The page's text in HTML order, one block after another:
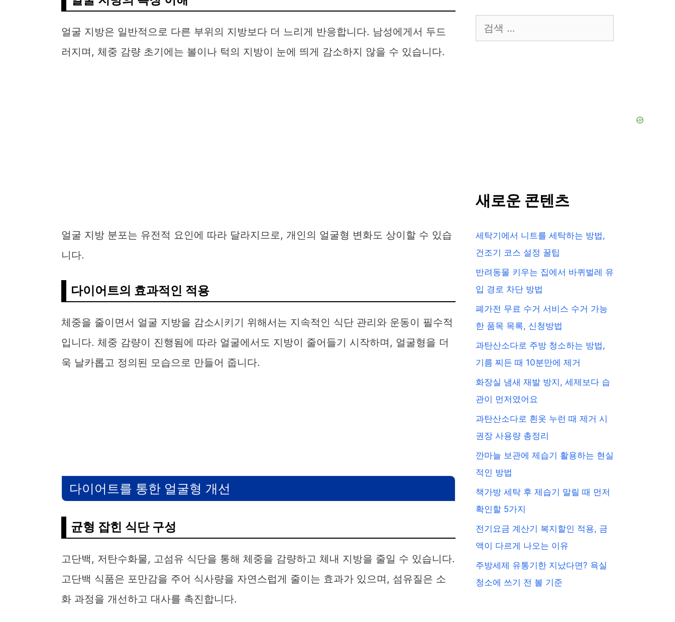
얼굴 지방은 일반적으로 다른 부위의 지방보다 더 느리게 반응합니다. 남성에게서 두드
러지며, 체중 감량 초기에는 볼이나 턱의 지방이 눈에 띄게 감소하지 않을 수 있습니다.
얼굴 지방 분포는 유전적 요인에 따라 달라지므로, 개인의 얼굴형 변화도 상이할 수 있습
니다.
다이어트의 효과적인 적용
체중을 줄이면서 얼굴 지방을 감소시키기 위해서는 지속적인 식단 관리와 운동이 필수적
입니다. 체중 감량이 진행됨에 따라 얼굴에서도 지방이 줄어들기 시작하며, 얼굴형을 더
욱 날카롭고 정의된 모습으로 만들어 줍니다.
다이어트를 통한 얼굴형 개선
균형 잡힌 식단 구성
고단백, 저탄수화물, 고섬유 식단을 통해 체중을 감량하고 체내 지방을 줄일 수 있습니다.
고단백 식품은 포만감을 주어 식사량을 자연스럽게 줄이는 효과가 있으며, 섬유질은 소
화 과정을 개선하고 대사를 촉진합니다.
색:
새로운 콘텐츠
세탁기에서 니트를 세탁하는 방법,
건조기 코스 설정 꿀팁
반려동물 키우는 집에서 바퀴벌레 유
입 경로 차단 방법
폐가전 무료 수거 서비스 수거 가능
한 품목 목록, 신청방법
과탄산소다로 주방 청소하는 방법,
기름 찌든 때 10분만에 제거
화장실 냄새 재발 방지, 세제보다 습
관이 먼저였어요
과탄산소다로 흰옷 누런 때 제거 시
권장 사용량 총정리
깐마늘 보관에 제습기 활용하는 현실
적인 방법
책가방 세탁 후 제습기 말릴 때 먼저
확인할 5가지
전기요금 계산기 복지할인 적용, 금
액이 다르게 나오는 이유
주방세제 유통기한 지났다면? 욕실
청소에 쓰기 전 볼 기준